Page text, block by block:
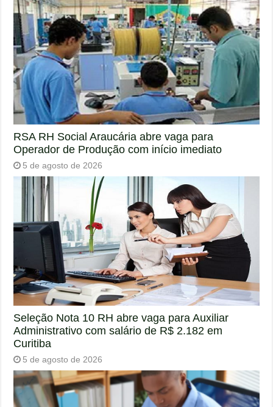
RSA RH Social Araucária abre vaga para
Operador de Produção com início imediato
5 de agosto de 2026
Seleção Nota 10 RH abre vaga para Auxiliar
Administrativo com salário de R$ 2.182 em
Curitiba
5 de agosto de 2026